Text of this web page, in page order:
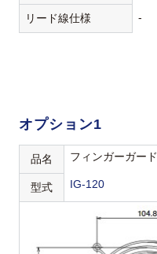
リード線仕様 -
オプション1
品名 フィンガーガード
型式 IG-120